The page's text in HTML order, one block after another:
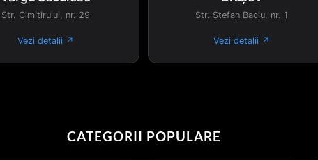
Str. Cimitirului, nr. 29
Vezi detalii ↗
Str. Ștefan Baciu, nr. 1
Vezi detalii ↗
CATEGORII POPULARE